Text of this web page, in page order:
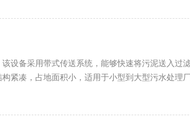
设备采用带式传送系统，能够快速将污泥送入过
紧凑，占地面积小，适用于小型到大型污水处理